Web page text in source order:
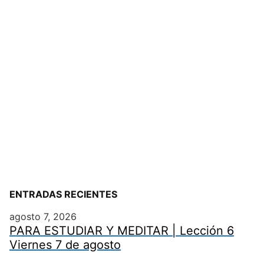
ENTRADAS RECIENTES
agosto 7, 2026
PARA ESTUDIAR Y MEDITAR | Lección 6
Viernes 7 de agosto